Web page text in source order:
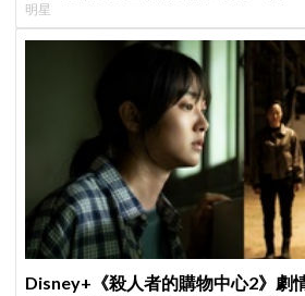
明星
Disney+《殺人者的購物中心2》劇